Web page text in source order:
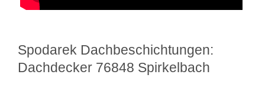
Spodarek Dachbeschichtungen:
Dachdecker 76848 Spirkelbach